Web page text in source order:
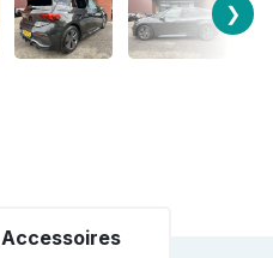
❯
Accessoires